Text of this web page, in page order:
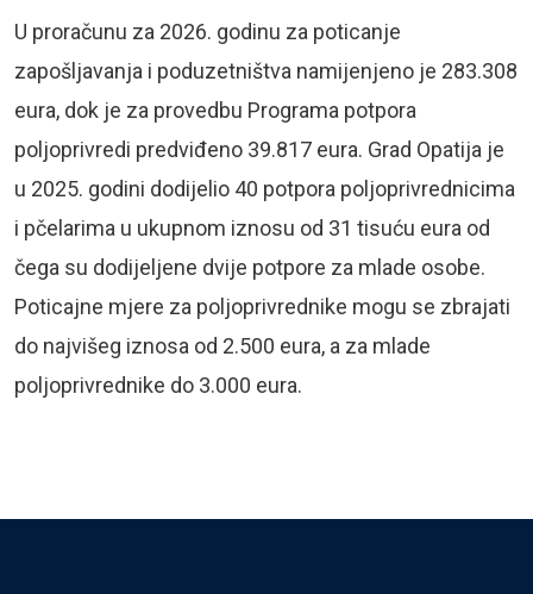
U proračunu za 2026. godinu za poticanje
zapošljavanja i poduzetništva namijenjeno je 283.308
eura, dok je za provedbu Programa potpora
poljoprivredi predviđeno 39.817 eura. Grad Opatija je
u 2025. godini dodijelio 40 potpora poljoprivrednicima
i pčelarima u ukupnom iznosu od 31 tisuću eura od
čega su dodijeljene dvije potpore za mlade osobe.
Poticajne mjere za poljoprivrednike mogu se zbrajati
do najvišeg iznosa od 2.500 eura, a za mlade
poljoprivrednike do 3.000 eura.